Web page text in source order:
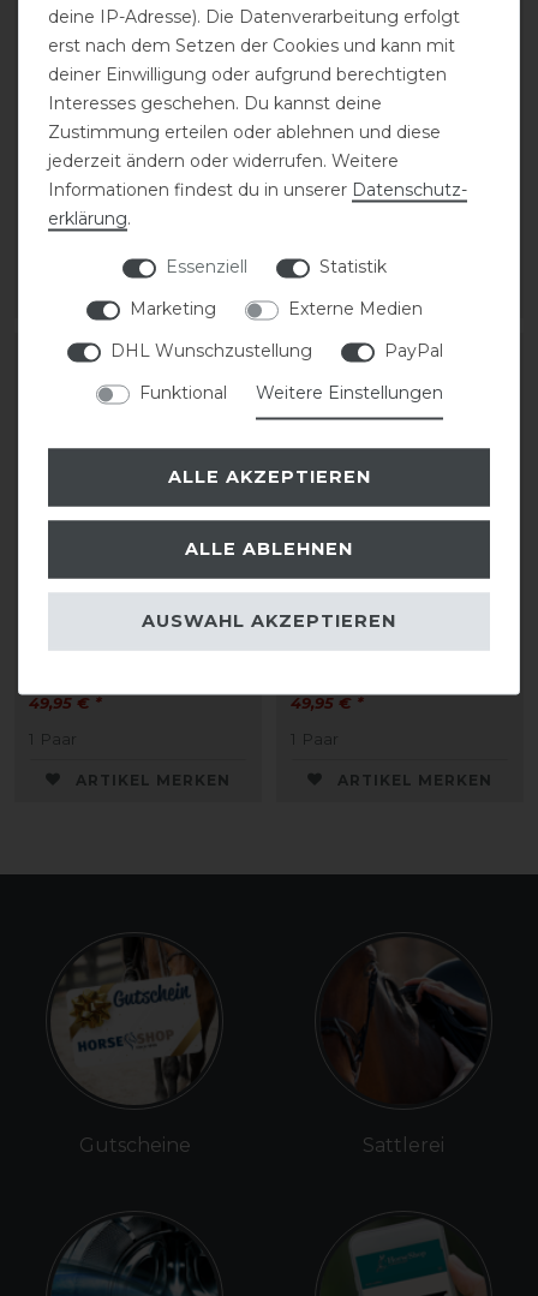
Eskadron Basics Neo-
49,95 € *
Eskadron Basics Neo-
1 Paar
49,95 € *
1 Paar
ARTIKEL MERKEN
49,95 € *
1 Paar
ARTIKEL MERKEN
Gutscheine Sattlerei
deine IP-Adresse). Die Datenverarbeitung erfolgt
erst nach dem Setzen der Cookies und kann mit
deiner Einwilligung oder aufgrund berechtigten
Interesses geschehen. Du kannst deine
Zustimmung erteilen oder ablehnen und diese
jederzeit ändern oder widerrufen. Weitere
Informationen findest du in unserer Daten­schutz­
erklärung.
Essenziell
Statistik
Marketing
Externe Medien
DHL Wunschzustellung
PayPal
Funktional
Weitere Einstellungen
ALLE AKZEPTIEREN
ALLE ABLEHNEN
AUSWAHL AKZEPTIEREN